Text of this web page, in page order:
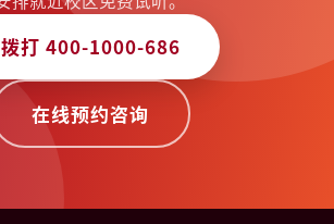
拨打 400-1000-686
在线预约咨询